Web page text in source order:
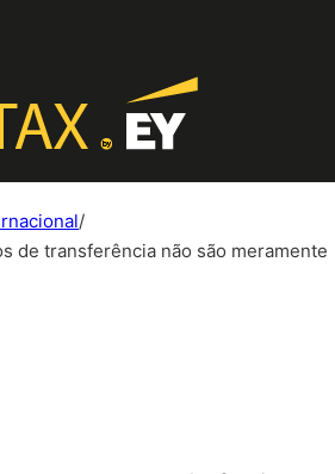
/
de transferência não são meramente